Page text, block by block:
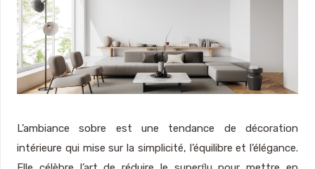
L’ambiance sobre est une tendance de décoration
intérieure qui mise sur la simplicité, l’équilibre et l’élégance.